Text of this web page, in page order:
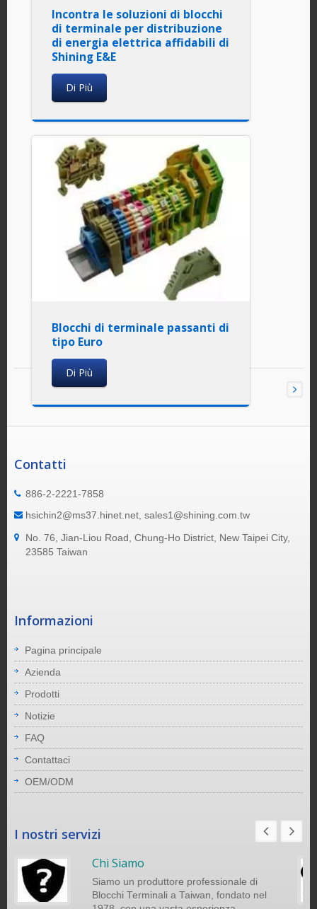
Incontra le soluzioni di blocchi
di terminale per distribuzione
di energia elettrica affidabili di
Shining E&E
Di Più
Blocchi di terminale passanti di
tipo Euro
Di Più
Contatti
886-2-2221-7858
hsichin2@ms37.hinet.net, sales1@shining.com.tw
No. 76, Jian-Liou Road, Chung-Ho District, New Taipei City,
23585 Taiwan
Informazioni
Pagina principale
Azienda
Prodotti
Notizie
FAQ
Contattaci
OEM/ODM
I nostri servizi
Chi Siamo
Siamo un produttore professionale di
Blocchi Terminali a Taiwan, fondato nel